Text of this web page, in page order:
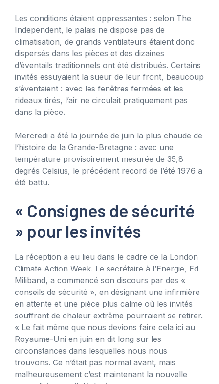
Les conditions étaient oppressantes : selon The
Independent, le palais ne dispose pas de
climatisation, de grands ventilateurs étaient donc
dispersés dans les pièces et des dizaines
d’éventails traditionnels ont été distribués. Certains
invités essuyaient la sueur de leur front, beaucoup
s’éventaient : avec les fenêtres fermées et les
rideaux tirés, l’air ne circulait pratiquement pas
dans la pièce.
Mercredi a été la journée de juin la plus chaude de
l’histoire de la Grande-Bretagne : avec une
température provisoirement mesurée de 35,8
degrés Celsius, le précédent record de l’été 1976 a
été battu.
« Consignes de sécurité
» pour les invités
La réception a eu lieu dans le cadre de la London
Climate Action Week. Le secrétaire à l’Energie, Ed
Miliband, a commencé son discours par des «
conseils de sécurité », en désignant une infirmière
en attente et une pièce plus calme où les invités
souffrant de chaleur extrême pourraient se retirer.
« Le fait même que nous devions faire cela ici au
Royaume-Uni en juin en dit long sur les
circonstances dans lesquelles nous nous
trouvons. Ce n’était pas normal avant, mais
malheureusement c’est maintenant la nouvelle